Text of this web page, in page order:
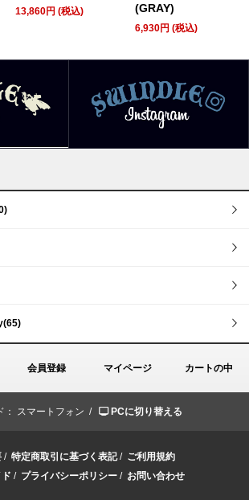
13,860円 (税込)
(GRAY)
6,930円 (税込)
会員登録 マイページ カートの中
スマートフォン / PCに切り替える
/ 特定商取引に基づく表記/ ご利用規約
/ プライバシーポリシー / お問い合わせ